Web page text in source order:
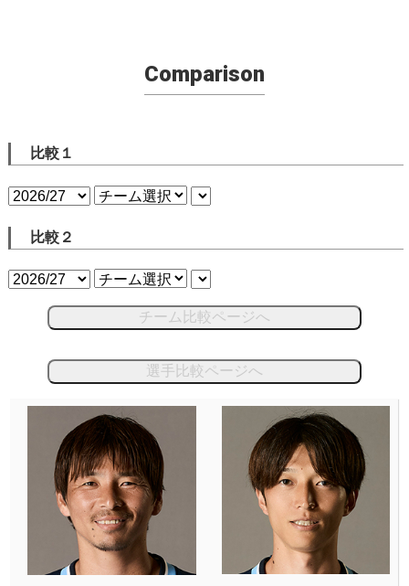
Comparison
比較１
比較２
チーム比較ページへ
選手比較ページへ